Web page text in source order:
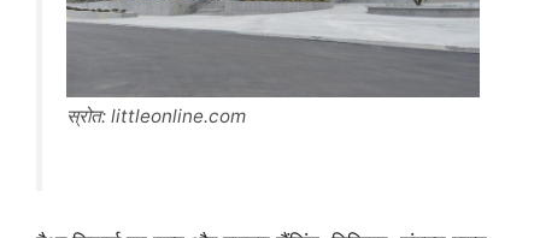
स्रोत: littleonline.com